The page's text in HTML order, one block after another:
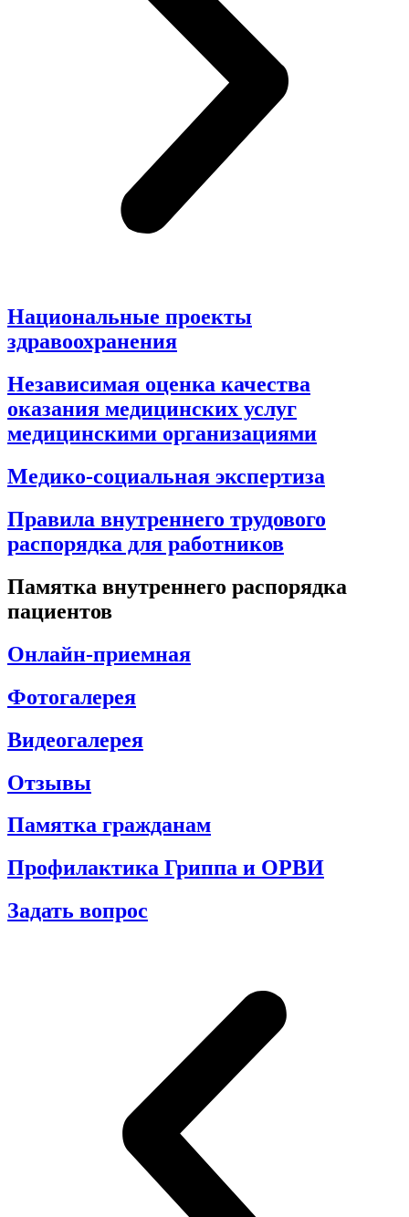
Национальные проекты
здравоохранения
Независимая оценка качества
оказания медицинских услуг
медицинскими организациями
Медико-социальная экспертиза
Правила внутреннего трудового
распорядка для работников
Памятка внутреннего распорядка
пациентов
Онлайн-приемная
Фотогалерея
Видеогалерея
Отзывы
Памятка гражданам
Профилактика Гриппа и ОРВИ
Задать вопрос